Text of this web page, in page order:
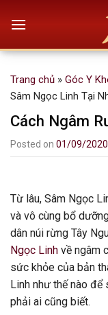
Trang chủ » Góc Y
Sâm Ngọc Linh Tại
Cách Ngâm
Posted on 01/09/2020
Từ lâu, Sâm Ngọc
và vô cùng bổ
dân núi rừng Tây
Ngọc Linh về ngâm
sức khỏe của bản
Linh như thế nào
phải ai cũng biết.